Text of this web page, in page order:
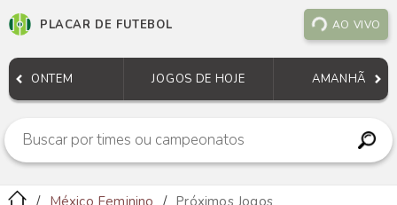
PLACAR DE FUTEBOL AO VIVO
ONTEM JOGOS DE HOJE AMANHÃ
México Feminino Próximos Jogos